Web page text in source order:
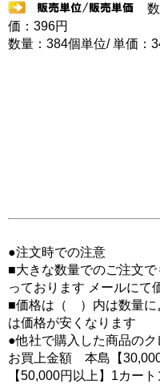
価：396円
数量：384個単位/ 単価：
●注文時での注
■大きな数量でのご注文
っております メールにて
■価格は（ ）内は数量
は価格が安くなります
●他社で購入した商品の
お買上金額 本島【
【50,000円以上】1カー